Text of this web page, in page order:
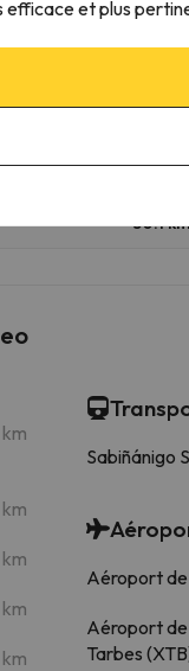
skiables
50.1 km
km
km
km
Sabiñánigo
Aéroport de
Aéroport
Tarbes
efficace et plus